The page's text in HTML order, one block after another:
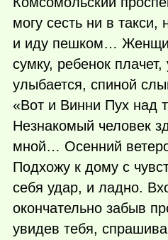
могу сесть ни в такси,
и иду пешком…
сумку, ребенок
улыбается, спиной
«Вот и Винни Пух над
Незнакомый человек
мной… Осенний
Подхожу к дому с
себя удар, и ладно.
окончательно забыв
увидев тебя,